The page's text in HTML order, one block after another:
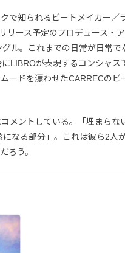
で知られるビートメイカー／
リース予定のプロデュース・
ル。これまでの日常が日常で
LIBROが表現するコンシャス
ードを漂わせたCARRECのビ
メントしている。「埋まらな
なる部分」。これは彼ら2人
ろう。